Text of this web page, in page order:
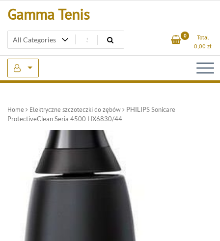
Gamma Tenis
0
Total
0,00 zł
Home Elektryczne szczoteczki do zębów
PHILIPS Sonicare
ProtectiveClean Seria 4500 HX6830/44